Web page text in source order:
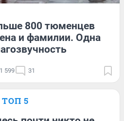
800 тюменцев
и фамилии. Одна
599 31
ТОП 5